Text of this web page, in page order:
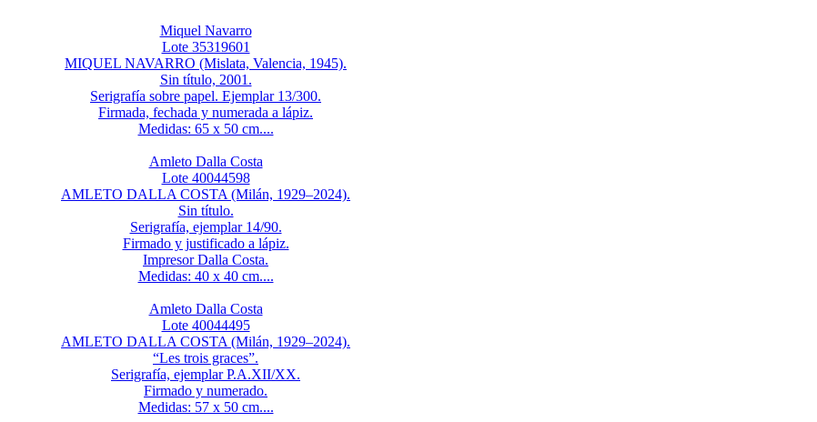
Miquel Navarro
Lote 35319601
MIQUEL NAVARRO (Mislata, Valencia, 1945).
Sin título, 2001.
Serigrafía sobre papel. Ejemplar 13/300.
Firmada, fechada y numerada a lápiz.
Medidas: 65 x 50 cm....
Amleto Dalla Costa
Lote 40044598
AMLETO DALLA COSTA (Milán, 1929–2024).
Sin título.
Serigrafía, ejemplar 14/90.
Firmado y justificado a lápiz.
Impresor Dalla Costa.
Medidas: 40 x 40 cm....
Amleto Dalla Costa
Lote 40044495
AMLETO DALLA COSTA (Milán, 1929–2024).
“Les trois graces”.
Serigrafía, ejemplar P.A.XII/XX.
Firmado y numerado.
Medidas: 57 x 50 cm....